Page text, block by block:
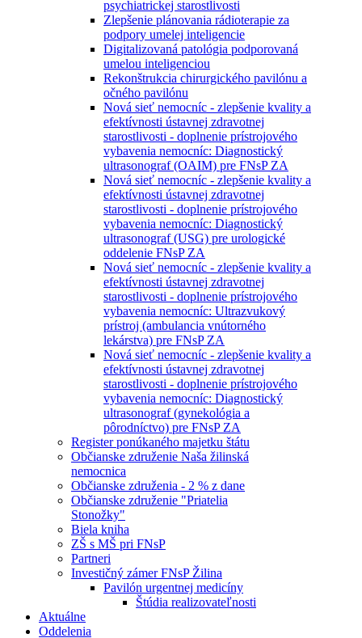
psychiatrickej starostlivosti
Zlepšenie plánovania rádioterapie za
podpory umelej inteligencie
Digitalizovaná patológia podporovaná
umelou inteligenciou
Rekonštrukcia chirurgického pavilónu a
očného pavilónu
Nová sieť nemocníc - zlepšenie kvality a
efektívnosti ústavnej zdravotnej
starostlivosti - doplnenie prístrojového
vybavenia nemocníc: Diagnostický
ultrasonograf (OAIM) pre FNsP ZA
Nová sieť nemocníc - zlepšenie kvality a
efektívnosti ústavnej zdravotnej
starostlivosti - doplnenie prístrojového
vybavenia nemocníc: Diagnostický
ultrasonograf (USG) pre urologické
oddelenie FNsP ZA
Nová sieť nemocníc - zlepšenie kvality a
efektívnosti ústavnej zdravotnej
starostlivosti - doplnenie prístrojového
vybavenia nemocníc: Ultrazvukový
prístroj (ambulancia vnútorného
lekárstva) pre FNsP ZA
Nová sieť nemocníc - zlepšenie kvality a
efektívnosti ústavnej zdravotnej
starostlivosti - doplnenie prístrojového
vybavenia nemocníc: Diagnostický
ultrasonograf (gynekológia a
pôrodníctvo) pre FNsP ZA
Register ponúkaného majetku štátu
Občianske združenie Naša žilinská
nemocnica
Občianske združenia - 2 % z dane
Občianske združenie "Priatelia
Stonožky"
Biela kniha
ZŠ s MŠ pri FNsP
Partneri
Investičný zámer FNsP Žilina
Pavilón urgentnej medicíny
Štúdia realizovateľnosti
Aktuálne
Oddelenia